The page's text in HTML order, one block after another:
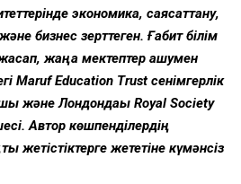
экономика, саясаттану,
бизнес зерттеген. Ғабит білім
жаңа мектептер ашумен
Maruf Education Trust сенімгерлік
және Лондондағы Royal Society
Автор көшпенділердің
жетістіктерге жететіне күмәнсіз